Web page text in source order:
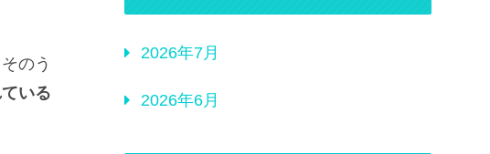
のう
いる
2026年7月
2026年6月